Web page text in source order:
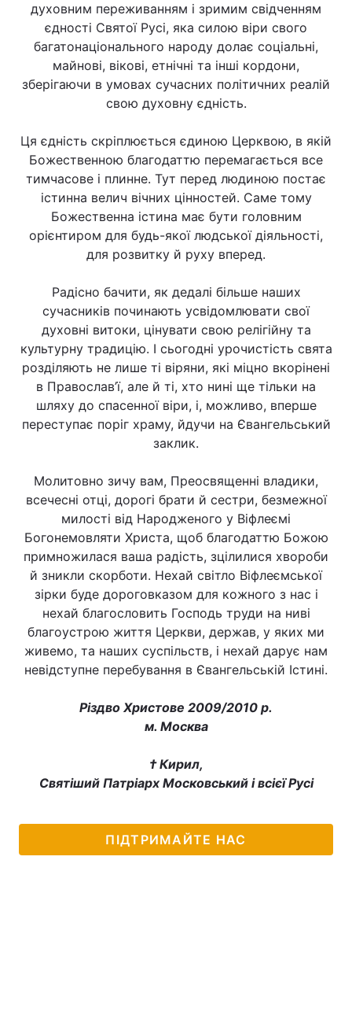
духовним переживанням і зримим свідченням
єдності Святої Русі, яка силою віри свого
багатонаціонального народу долає соціальні,
майнові, вікові, етнічні та інші кордони,
зберігаючи в умовах сучасних політичних реалій
свою духовну єдність.
Ця єдність скріплюється єдиною Церквою, в якій
Божественною благодаттю перемагається все
тимчасове і плинне. Тут перед людиною постає
істинна велич вічних цінностей. Саме тому
Божественна істина має бути головним
орієнтиром для будь-якої людської діяльності,
для розвитку й руху вперед.
Радісно бачити, як дедалі більше наших
сучасників починають усвідомлювати свої
духовні витоки, цінувати свою релігійну та
культурну традицію. І сьогодні урочистість свята
розділяють не лише ті віряни, які міцно вкорінені
в Православ’ї, але й ті, хто нині ще тільки на
шляху до спасенної віри, і, можливо, вперше
переступає поріг храму, йдучи на Євангельський
заклик.
Молитовно зичу вам, Преосвященні владики,
всечесні отці, дорогі брати й сестри, безмежної
милості від Народженого у Віфлеємі
Богонемовляти Христа, щоб благодаттю Божою
примножилася ваша радість, зцілилися хвороби
й зникли скорботи. Нехай світло Віфлеємської
зірки буде дороговказом для кожного з нас і
нехай благословить Господь труди на ниві
благоустрою життя Церкви, держав, у яких ми
живемо, та наших суспільств, і нехай дарує нам
невідступне перебування в Євангельській Істині.
Різдво Христове 2009/2010 р.
м. Москва
† Кирил,
Святіший Патріарх Московський і всієї Русі
ПІДТРИМАЙТЕ НАС